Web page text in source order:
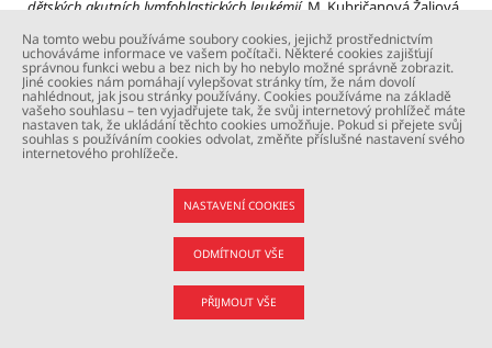
dětských akutních lymfoblastických leukémií. M. Kubričanová Žaliová
publikovanému ve špičkových světových časopisech. Praktická
aplikace tohoto výzkumu završená zavedením nejmodernější
genetické diagnostiky na Klinice dětské hematologie a onkologie
(celostátní referenční centrum diagnostiky dětských leukémií)
umožňuje České republice přistoupit do nejnovější mezinárodní
studie léčby akutní lymfoblastické leukémie.
Dr. M. Kotrová získala Cenu
Na tomto webu používáme soubory cookies, jejichž prostřednictvím
uchováváme informace ve vašem počítači. Některé cookies zajišťují
správnou funkci webu a bez nich by ho nebylo možné správně zobrazit.
Jiné cookies nám pomáhají vylepšovat stránky tím, že nám dovolí
nahlédnout, jak jsou stránky používány. Cookies používáme na základě
vašeho souhlasu – ten vyjadřujete tak, že svůj internetový prohlížeč máte
nastaven tak, že ukládání těchto cookies umožňuje. Pokud si přejete svůj
souhlas s používáním cookies odvolat, změňte příslušné nastavení svého
internetového prohlížeče.
NASTAVENÍ COOKIES
ODMÍTNOUT VŠE
PŘIJMOUT VŠE